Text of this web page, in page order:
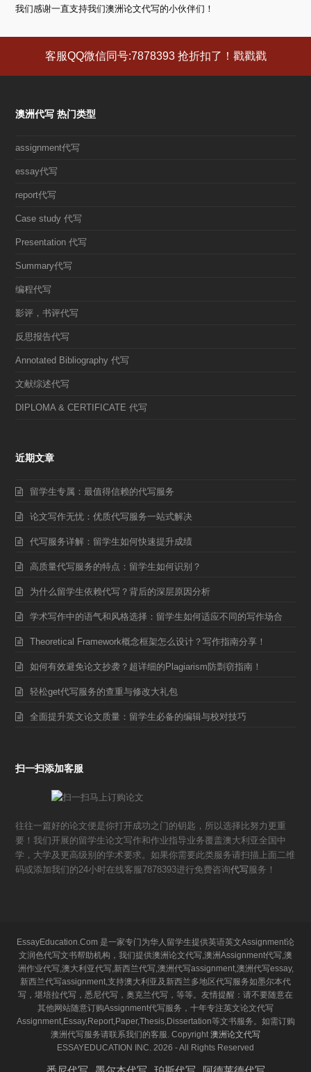
我们感谢一直支持我们澳洲论文代写的小伙伴们！
客服QQ微信同号:7878393 抢折扣了！戳戳戳
澳洲代写 热门类型
assignment代写
essay代写
report代写
Case study 代写
Presentation 代写
Summary代写
编程代写
影评，书评代写
反思报告代写
Annotated Bibliography 代写
文献综述代写
DIPLOMA & CERTIFICATE 代写
近期文章
留学生专属：最值得信赖的代写服务
论文写作无忧：优质代写服务一站式解决
代写服务详解：留学生如何快速提升成绩
高质量代写服务的特点：留学生如何识别？
为什么留学生依赖代写？背后的深层原因分析
学术写作中的语气和风格选择：留学生如何适应不同的写作场合
Theoretical Framework概念框架怎么设计？写作指南分享！
如何有效避免论文抄袭？超详细的Plagiarism防剽窃指南！
轻松get代写服务的查重与修改大礼包
全面提升英文论文质量：留学生必备的编辑与校对技巧
扫一扫添加客服
往往一篇好的论文便是你打开成功之门的钥匙，所以选择比努力更重
要！我们开展的留学生论文写作和作业指导业务覆盖澳大利亚全国中
学，大学及更高级别的学术要求。如果你需要此类服务请扫描上面二维
码或添加我们的24小时在线客服7878393进行免费咨询代写 服务！
EssayEducation.Com 是一家专门为华人留学生提供英语英文Assignment论
文润色代写文书帮助机构，我们提供澳洲论文代写,澳洲Assignment代写,澳
洲作业代写,澳大利亚代写,新西兰代写,澳洲代写assignment,澳洲代写essay,
新西兰代写assignment,支持澳大利亚及新西兰多地区代写服务如墨尔本代
写，堪培拉代写，悉尼代写，奥克兰代写，等等。友情提醒：请不要随意在
其他网站随意订购Assignment代写服务，十年专注英文论文代写
Assignment,Essay,Report,Paper,Thesis,Dissertation等文书服务。如需订购
澳洲代写服务请联系我们的客服. Copyright 澳洲论文代写
ESSAYEDUCATION INC. 2026 - All Rights Reserved